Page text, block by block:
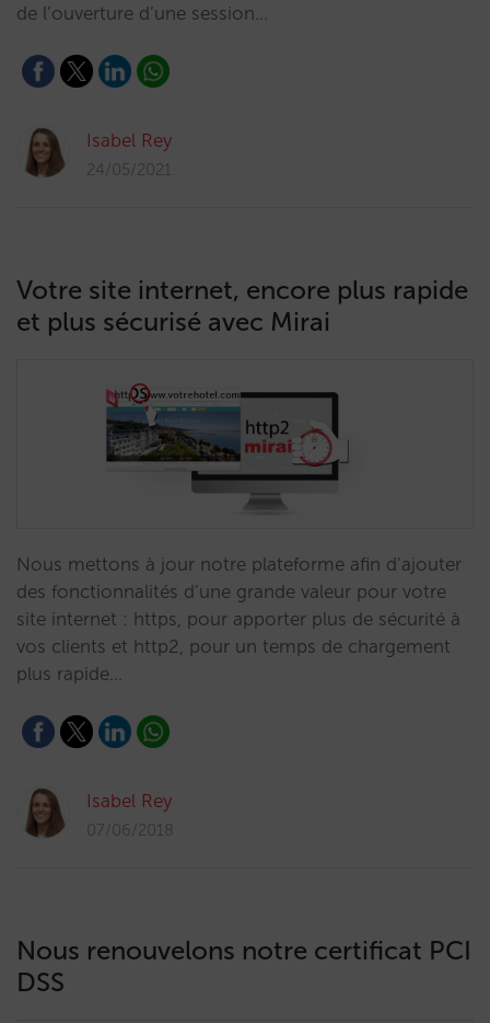
de l’ouverture d’une session…
Isabel Rey
24/05/2021
Votre site internet, encore plus rapide
et plus sécurisé avec Mirai
Nous mettons à jour notre plateforme afin d’ajouter
des fonctionnalités d’une grande valeur pour votre
site internet : https, pour apporter plus de sécurité à
vos clients et http2, pour un temps de chargement
plus rapide…
Isabel Rey
07/06/2018
Nous renouvelons notre certificat PCI
DSS